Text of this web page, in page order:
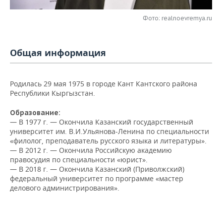
НЕФТЕХИМИЯ
ОПК
УСЛУГИ
МЕДИА
ТЕЛЕКОММУНИКАЦИИ
ВЫЕЗДНАЯ РЕДАКЦИЯ
БИЗНЕС-БРАНЧИ
ONLINE-КОНФЕРЕНЦИИ
ОТКРЫТАЯ ЛЕКЦИЯ
НОВОСТИ СПОРТА
ФУТБОЛ
ХОККЕЙ
БАСКЕТБОЛ
ВОЛЕЙБОЛ
КИБЕРСПОРТ
ОБЩЕСТВО
НОВОСТИ ОБЩЕСТВА
ВЛАСТЬ
ИНФРАСТРУКТУРА
ИСТОРИЯ
КУЛЬТУРА
ФОТОГАЛЕРЕЯ
СЮЖЕТЫ
СПРАВОЧНИК
СПИСОК ПЕРСОН
СПИСОК КОМПАНИЙ
ПОЛНАЯ ВЕРСИЯ
Фото: realnoevremya.ru
Общая информация
Родилась 29 мая 1975 в городе Кант Кантского района
Республики Кыргызстан.
Образование:
— В 1977 г. — Окончила Казанский государственный
университет им. В.И.Ульянова-Ленина по специальности
«филолог, преподаватель русского языка и литературы».
— В 2012 г. — Окончила Российскую академию
правосудия по специальности «юрист».
— В 2018 г. — Окончила Казанский (Приволжский)
федеральный университет по программе «мастер
делового администрирования».